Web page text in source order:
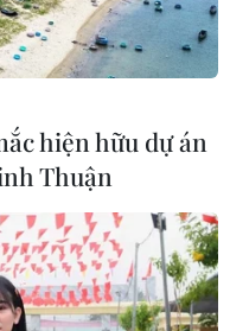
Đình
Á'
hiện hữu dự án
Thuận